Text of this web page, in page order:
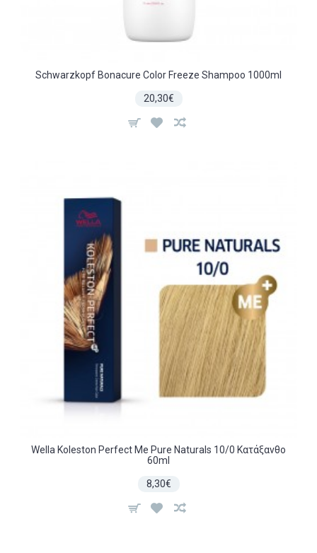
Schwarzkopf Bonacure Color Freeze Shampoo 1000ml
20,30€
Wella Koleston Perfect Me Pure Naturals 10/0 Κατάξανθο
60ml
8,30€